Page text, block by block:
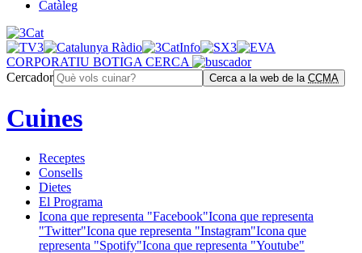
Catàleg
CORPORATIU BOTIGA CERCA
Cercador
Cerca a la web de la CCMA
Cuines
Receptes
Consells
Dietes
El Programa
Icona que representa "Facebook"Icona que representa
"Twitter"Icona que representa "Instagram"Icona que
representa "Spotify"Icona que representa "Youtube"